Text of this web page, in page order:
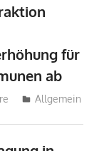
für
ab
Allgemein